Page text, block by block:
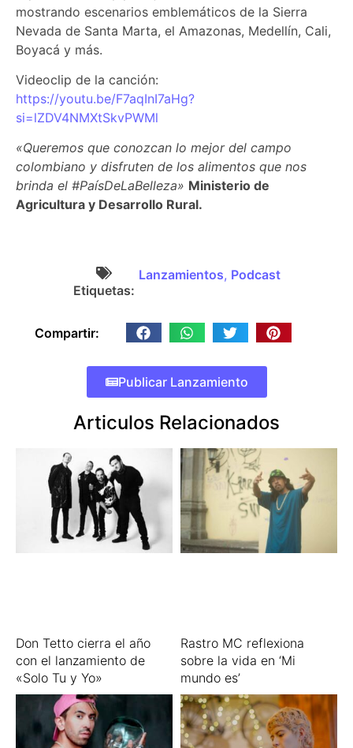
mostrando escenarios emblemáticos de la Sierra
Nevada de Santa Marta, el Amazonas, Medellín, Cali,
Boyacá y más.
Videoclip de la canción:
https://youtu.be/F7aqInI7aHg?
si=lZDV4NMXtSkvPWMl
«Queremos que conozcan lo mejor del campo
colombiano y disfruten de los alimentos que nos
brinda el #PaísDeLaBelleza» Ministerio de
Agricultura y Desarrollo Rural.
Etiquetas:
Lanzamientos, Podcast
Compartir:
Publicar Lanzamiento
Articulos Relacionados
Don Tetto cierra el año
con el lanzamiento de
«Solo Tu y Yo»
Rastro MC reflexiona
sobre la vida en ‘Mi
mundo es’